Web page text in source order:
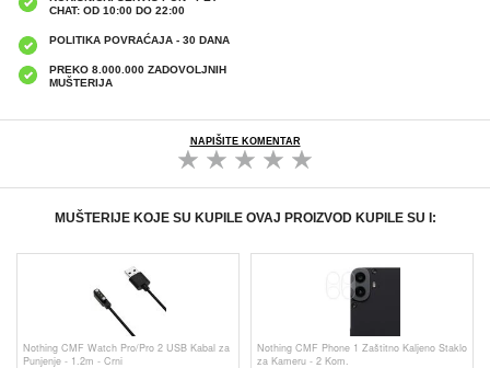
CHAT: OD 10:00 DO 22:00
POLITIKA POVRAĆAJA - 30 DANA
PREKO 8.000.000 ZADOVOLJNIH
MUŠTERIJA
NAPIŠITE KOMENTAR
MUŠTERIJE KOJE SU KUPILE OVAJ PROIZVOD KUPILE SU I:
Nothing CMF Watch Pro/Pro 2 USB Kabal za
Punjenje - 1.2m - Crni
Nothing CMF Phone 1 Zaštitno Kaljeno Staklo
za Kameru - 2 Kom.